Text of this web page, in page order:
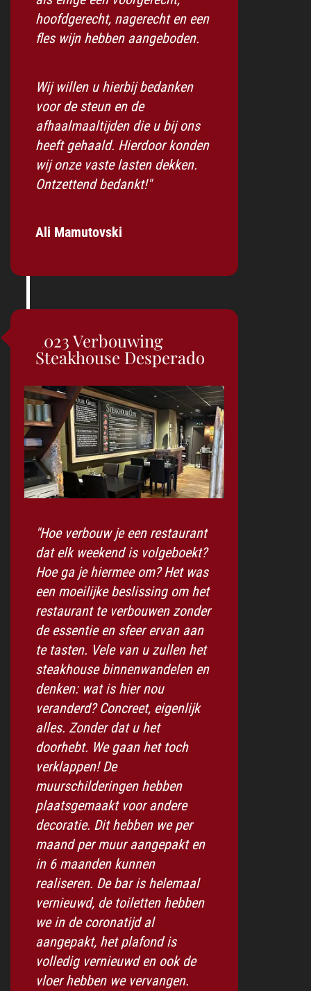
hoofdgerecht, nagerecht en een
fles wijn hebben aangeboden.
Wij willen u hierbij bedanken
voor de steun en de
afhaalmaaltijden die u bij ons
heeft gehaald. Hierdoor konden
wij onze vaste lasten dekken.
Ontzettend bedankt!"
Ali Mamutovski
2023 Verbouwing
Steakhouse Desperado
"Hoe verbouw je een restaurant
dat elk weekend is volgeboekt?
Hoe ga je hiermee om? Het was
een moeilijke beslissing om het
restaurant te verbouwen zonder
de essentie en sfeer ervan aan
te tasten. Vele van u zullen het
steakhouse binnenwandelen en
denken: wat is hier nou
veranderd? Concreet, eigenlijk
alles. Zonder dat u het
doorhebt. We gaan het toch
verklappen! De
muurschilderingen hebben
plaatsgemaakt voor andere
decoratie. Dit hebben we per
maand per muur aangepakt en
in 6 maanden kunnen
realiseren. De bar is helemaal
vernieuwd, de toiletten hebben
we in de coronatijd al
aangepakt, het plafond is
volledig vernieuwd en ook de
vloer hebben we vervangen.